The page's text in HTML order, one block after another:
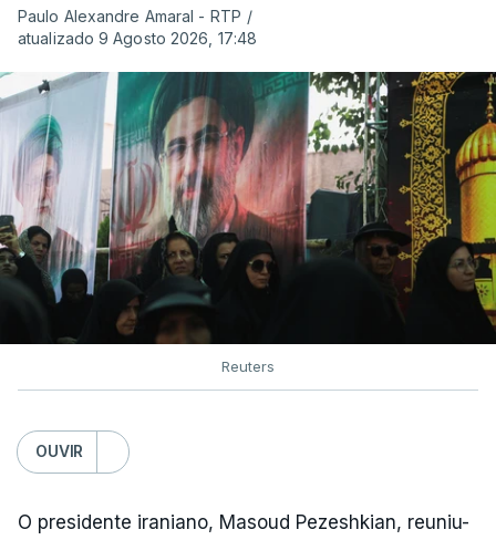
Paulo Alexandre Amaral - RTP /
atualizado 9 Agosto 2026, 17:48
Reuters
OUVIR
O presidente iraniano, Masoud Pezeshkian, reuniu-